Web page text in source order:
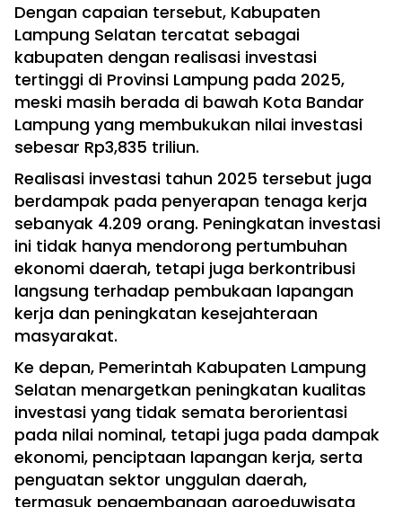
Dengan capaian tersebut, Kabupaten
Lampung Selatan tercatat sebagai
kabupaten dengan realisasi investasi
tertinggi di Provinsi Lampung pada 2025,
meski masih berada di bawah Kota Bandar
Lampung yang membukukan nilai investasi
sebesar Rp3,835 triliun.
Realisasi investasi tahun 2025 tersebut juga
berdampak pada penyerapan tenaga kerja
sebanyak 4.209 orang. Peningkatan investasi
ini tidak hanya mendorong pertumbuhan
ekonomi daerah, tetapi juga berkontribusi
langsung terhadap pembukaan lapangan
kerja dan peningkatan kesejahteraan
masyarakat.
Ke depan, Pemerintah Kabupaten Lampung
Selatan menargetkan peningkatan kualitas
investasi yang tidak semata berorientasi
pada nilai nominal, tetapi juga pada dampak
ekonomi, penciptaan lapangan kerja, serta
penguatan sektor unggulan daerah,
termasuk pengembangan agroeduwisata